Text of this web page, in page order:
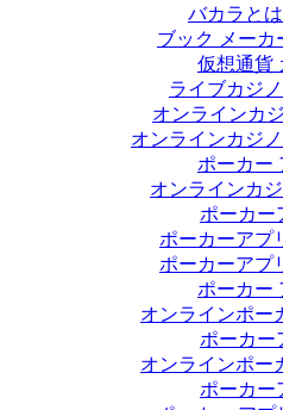
バカラと
ブック メーカ
仮想通貨
ライブカジ
オンラインカ
オンラインカジ
ポーカー
オンラインカ
ポーカー
ポーカーアプ
ポーカーアプ
ポーカー
オンラインポー
ポーカー
オンラインポー
ポーカー